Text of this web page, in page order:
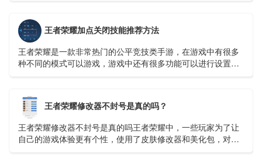
王者荣耀加点关闭技能推荐方法
王者荣耀是一款非常热门的公平竞技类手游，在游戏中有很多
种不同的模式可以游戏，游戏中还有很多功能可以进行设置，
王者荣耀修改器不封号是真的吗？
王者荣耀修改器不封号是真的吗王者荣耀中，一些玩家为了让
自己的游戏体验更有个性，使用了皮肤修改器和美化包，对于